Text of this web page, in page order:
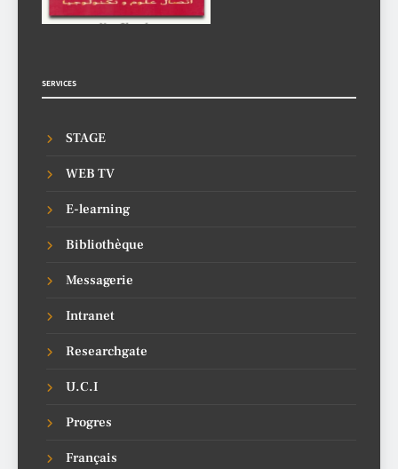
SERVICES
STAGE
WEB TV
E-learning
Bibliothèque
Messagerie
Intranet
Researchgate
U.C.I
Progres
Français